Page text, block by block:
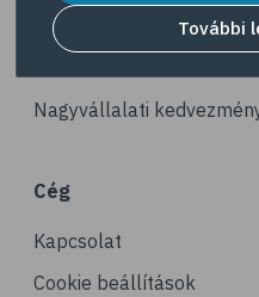
# @egeszsegmagazin
# propolisz
# B-vitamin
# vérszegénység
# stressz
# stresszcsökkentés
Gyöngy Patika Magazin
Nagyvállalati
Cég
Kapcsolat
Cookie beállítások
További